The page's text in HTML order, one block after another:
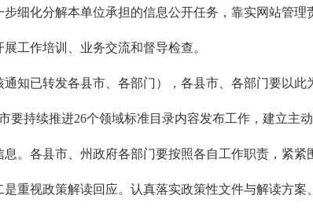
细化分解本单位承担的信息公开任务，靠实网站管理
工作培训、业务交流和督导检查。
知已转发各县市、各部门），各县市、各部门要以此
持续推进26个领域标准目录内容发布工作，建立主动
息。各县市、州政府各部门要按照各自工作职责，紧紧
重视政策解读回应。认真落实政策性文件与解读方案